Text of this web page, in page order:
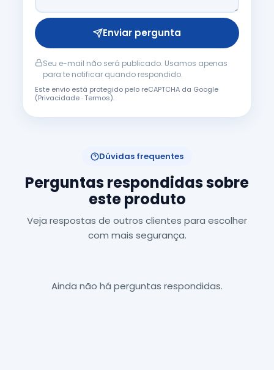
Enviar pergunta
Seu e-mail não será publicado. Usamos apenas
para te notificar quando respondido.
Este envio está protegido pelo reCAPTCHA da Google
(Privacidade·Termos).
Dúvidas frequentes
Perguntas respondidas sobre
este produto
Veja respostas de outros clientes para escolher
com mais segurança.
Ainda não há perguntas respondidas.